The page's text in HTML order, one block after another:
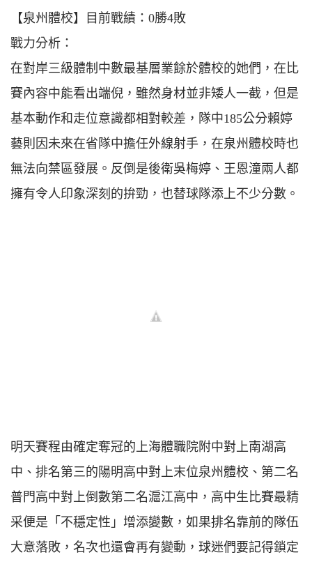
【泉州體校】目前戰績：0勝4敗
戰力分析：
在對岸三級體制中數最基層業餘於體校的她們，在比
賽內容中能看出端倪，雖然身材並非矮人一截，但是
基本動作和走位意識都相對較差，隊中185公分賴婷
藝則因未來在省隊中擔任外線射手，在泉州體校時也
無法向禁區發展。反倒是後衛吳梅婷、王恩潼兩人都
擁有令人印象深刻的拚勁，也替球隊添上不少分數。
明天賽程由確定奪冠的上海體職院附中對上南湖高
中、排名第三的陽明高中對上末位泉州體校、第二名
普門高中對上倒數第二名滬江高中，高中生比賽最精
采便是「不穩定性」增添變數，如果排名靠前的隊伍
大意落敗，名次也還會再有變動，球迷們要記得鎖定